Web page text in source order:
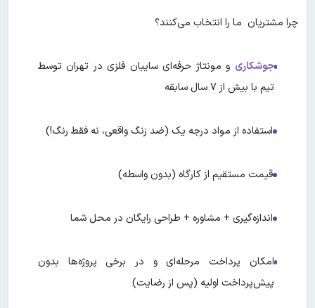
چرا مشتریان ما را انتخاب می‌کنند؟
جوشکاری و مونتاژ حرفه‌ای سایبان فلزی در تهران توسط
تیم با بیش از ۷ سال سابقه
استفاده از مواد درجه یک (ضد زنگ واقعی، نه فقط رنگ!)
قیمت مستقیم از کارگاه (بدون واسطه)
اندازه‌گیری + مشاوره + طراحی رایگان در محل شما
امکان پرداخت مرحله‌ای و در برخی پروژه‌ها بدون
پیش‌پرداخت اولیه (پس از رضایت)